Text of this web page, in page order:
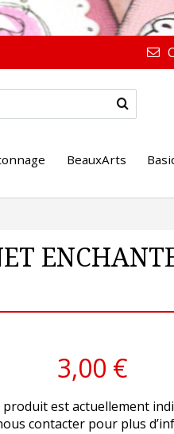
BeauxArts
3,00 €
produit est actuellement
contacter pour plus